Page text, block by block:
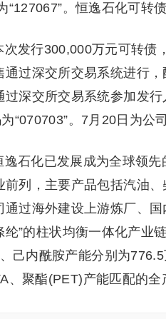
“127067”。恒逸石化可转
次发行300,000万元可转
过深交所交易系统进行，
过深交所交易系统参加发
“070703”。7月20日为公
石化已发展成为全球领
列，主要产品包括汽油
通过海外建设上游炼厂、
纶”的柱状均衡一体化产业
己内酰胺产能分别为
、聚酯(PET)产能匹配的全